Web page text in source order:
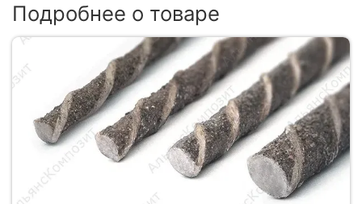
Подробнее о товаре